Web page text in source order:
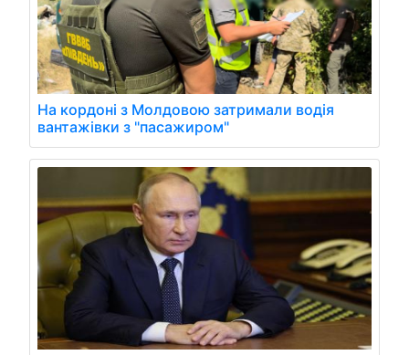
На кордоні з Молдовою затримали водія
вантажівки з "пасажиром"